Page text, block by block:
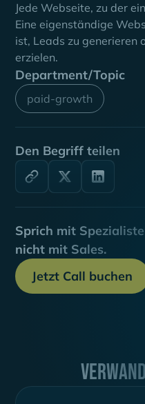
Department/Topic
paid-growth
Den Begriff teilen
Sprich mit
nicht mit Sales.
Jetzt Call buchen
Jede Webseite, zu der
Eine eigenständige
ist, Leads zu generieren
erzielen.